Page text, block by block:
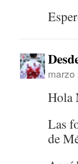
Hola
Las
de